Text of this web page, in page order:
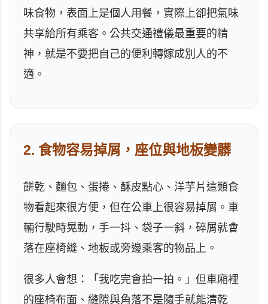
味食物，表面上是個人用餐，實際上卻把氣味
共享給所有乘客。公共交通禮儀最重要的精
神，就是不要把自己的便利轉嫁成別人的不
適。
2. 食物容易掉屑，座位與地板變髒
餅乾、麵包、蛋捲、酥皮點心、洋芋片這類食
物看起來很方便，但在公車上很容易掉屑。車
輛行駛時晃動，手一抖、袋子一斜，碎屑就會
落在座椅縫、地板或旁邊乘客的物品上。
很多人會想：「我吃完會拍一拍。」但車廂裡
的座椅布面、縫隙與角落不是隨手就能清乾